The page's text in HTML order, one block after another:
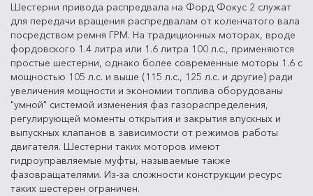
Шестерни привода распредвала на Форд Фокус 2 служат
для передачи вращения распредвалам от коленчатого вала
посредством ремня ГРМ. На традиционных моторах, вроде
фордовского 1.4 литра или 1.6 литра 100 л.с., применяются
простые шестерни, однако более современные моторы 1.6 с
мощностью 105 л.с. и выше (115 л.с., 125 л.с. и другие) ради
увеличения мощности и экономии топлива оборудованы
"умной" системой изменения фаз газораспределения,
регулирующей моменты открытия и закрытия впускных и
выпускных клапанов в зависимости от режимов работы
двигателя. Шестерни таких моторов имеют
гидроуправляемые муфты, называемые также
фазовращателями. Из-за сложности конструкции ресурс
таких шестерен ограничен.